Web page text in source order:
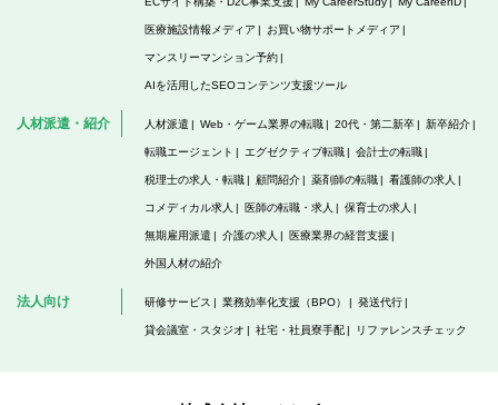
医療施設情報メディア お買い物サポートメディア
マンスリーマンション予約
AIを活用したSEOコンテンツ支援ツール
人材派遣・紹介 人材派遣 Web・ゲーム業界の転職 20代・第二新卒 新卒紹介
転職エージェント エグゼクティブ転職 会計士の転職
税理士の求人・転職 顧問紹介 薬剤師の転職 看護師の求人
コメディカル求人 医師の転職・求人 保育士の求人
無期雇用派遣 介護の求人 医療業界の経営支援
外国人材の紹介
法人向け 研修サービス 業務効率化支援（BPO） 発送代行
貸会議室・スタジオ 社宅・社員寮手配 リファレンスチェック